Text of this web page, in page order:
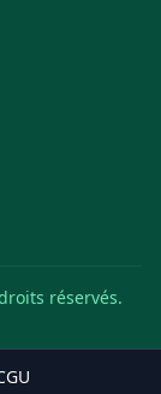
réservés.